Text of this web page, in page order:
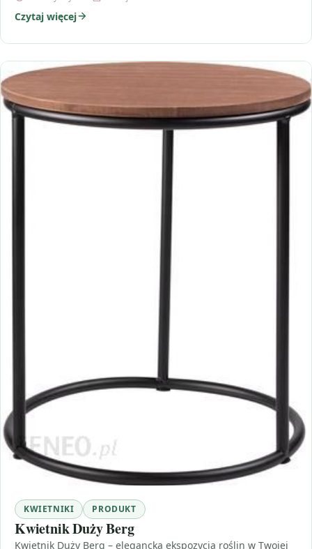
Czytaj więcej
KWIETNIKI PRODUKT
Kwietnik Duży Berg
Kwietnik Duży Berg – elegancka ekspozycja roślin w Twojej